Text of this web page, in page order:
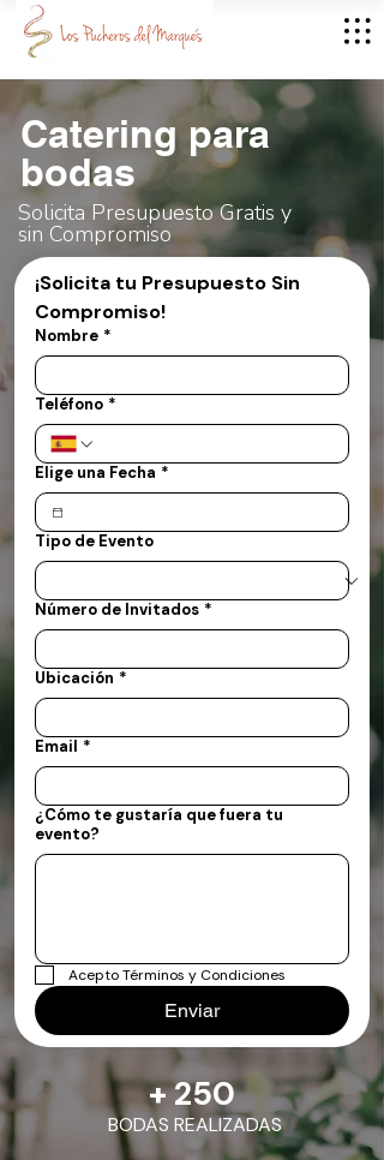
Catering para
bodas
Solicita Presupuesto Gratis y
sin Compromiso
¡Solicita tu Presupuesto Sin
Compromiso!
Nombre *
Teléfono *
Elige una Fecha *
Tipo de Evento
Número de Invitados *
Ubicación *
Email *
¿Cómo te gustaría que fuera tu
evento?
Acepto Términos y Condiciones
Enviar
+ 250
BODAS REALIZADAS